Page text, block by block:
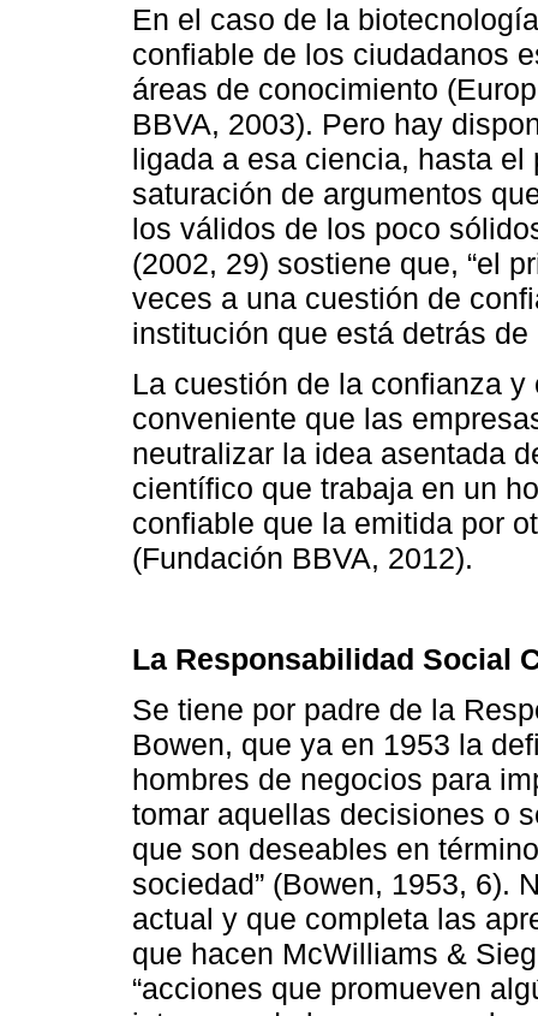
En el caso de la
confiable de los ciudadanos
áreas de conocimiento
BBVA, 2003). Pero hay
ligada a esa ciencia, hasta
saturación de argumentos
los válidos de los poco
(2002, 29) sostiene que, “el
veces a una cuestión de
institución que está detrás
La cuestión de la confianza
conveniente que las
neutralizar la idea asentada
científico que trabaja en un
confiable que la emitida por
(Fundación BBVA, 2012).
La Responsabilidad Social
Se tiene por padre de la
Bowen, que ya en 1953 la
hombres de negocios para
tomar aquellas decisiones o
que son deseables en
sociedad” (Bowen, 1953, 6).
actual y que completa las
que hacen McWilliams &
“acciones que promueven